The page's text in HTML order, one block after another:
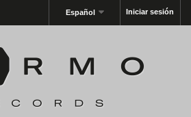
Iniciar sesión
Español